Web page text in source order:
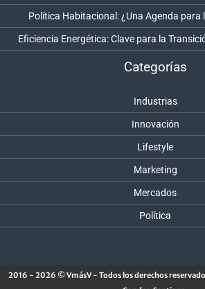
Política Habitacional: ¿Una Agenda para
Eficiencia Energética: Clave para la
Categorías
Industrias
Innovación
Lifestyle
Marketing
Mercados
Política
2016 - 2026 © VmásV - Todos los derechos